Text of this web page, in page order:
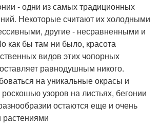
- одни из самых традиционных
Некоторые считают их холодными
другие - несравненными и
как бы там ни было, красота
видов этих чопорных
равнодушным никого.
на уникальные окрасы и
узоров на листьях, бегонии
остаются еще и очень